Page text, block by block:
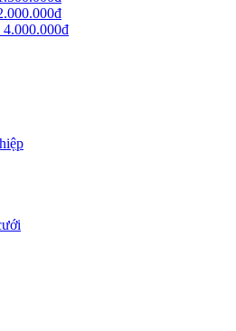
4.000.000đ